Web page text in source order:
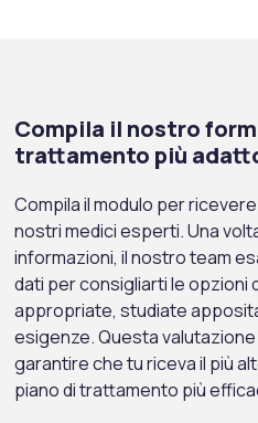
Compila il nostro
trattamento più
Compila il modulo per
nostri medici esperti. Una
informazioni, il nostro team
dati per consigliarti le opzioni
appropriate, studiate
esigenze. Questa
garantire che tu riceva il più
piano di trattamento più